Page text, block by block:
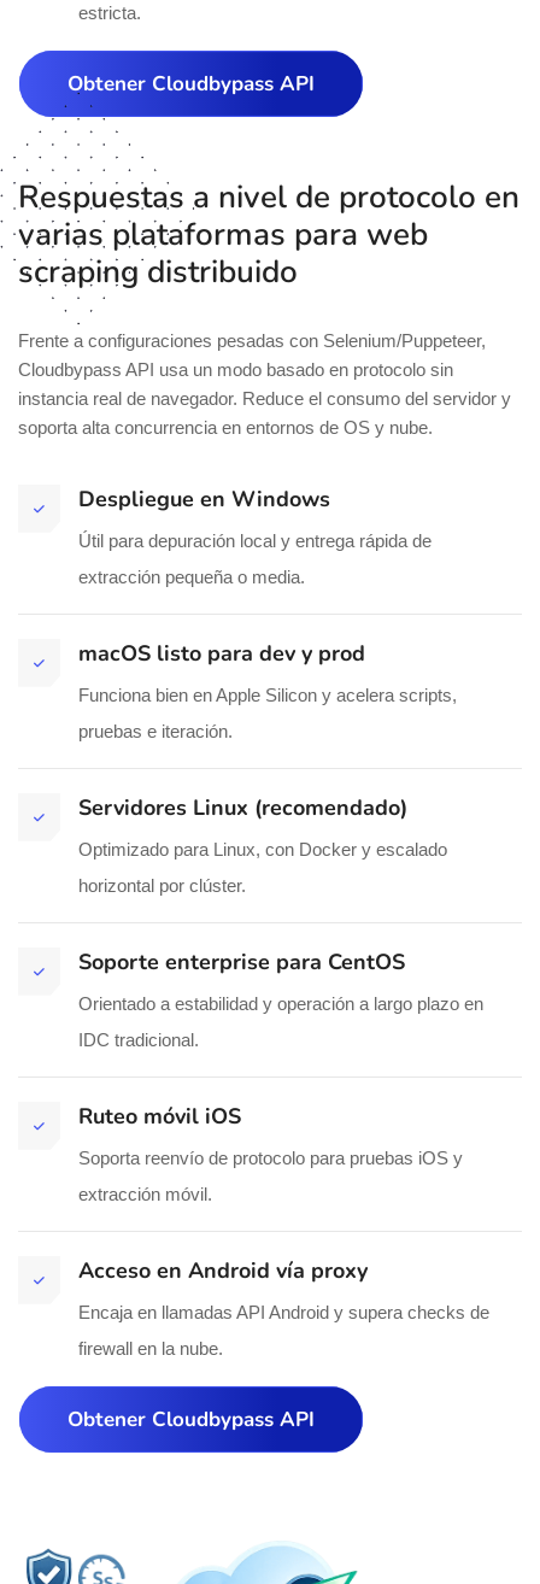
estricta.
Obtener Cloudbypass API
Respuestas a nivel de protocolo en
varias plataformas para web
scraping distribuido
Frente a configuraciones pesadas con Selenium/Puppeteer,
Cloudbypass API usa un modo basado en protocolo sin
instancia real de navegador. Reduce el consumo del servidor y
soporta alta concurrencia en entornos de OS y nube.
Despliegue en Windows
Útil para depuración local y entrega rápida de
extracción pequeña o media.
macOS listo para dev y prod
Funciona bien en Apple Silicon y acelera scripts,
pruebas e iteración.
Servidores Linux (recomendado)
Optimizado para Linux, con Docker y escalado
horizontal por clúster.
Soporte enterprise para CentOS
Orientado a estabilidad y operación a largo plazo en
IDC tradicional.
Ruteo móvil iOS
Soporta reenvío de protocolo para pruebas iOS y
extracción móvil.
Acceso en Android vía proxy
Encaja en llamadas API Android y supera checks de
firewall en la nube.
Obtener Cloudbypass API